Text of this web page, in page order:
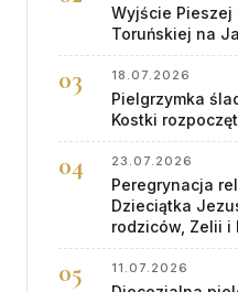
Wyjście Pieszej
Toruńskiej na
18.07.2026
Pielgrzymka
Kostki
23.07.2026
Peregrynacja
Dzieciątka
rodziców, Zelii i
11.07.2026